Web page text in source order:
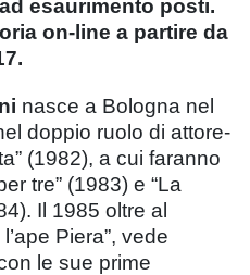
esaurimento posti.
on-line a partire da
nasce a Bologna nel
doppio ruolo di attore-
(1982), a cui faranno
tre” (1983) e “La
Il 1985 oltre al
Piera”, vede
le sue prime